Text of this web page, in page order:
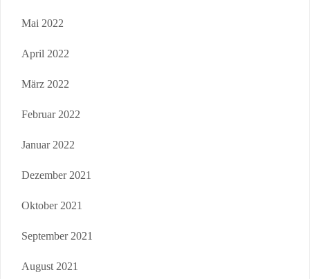
Mai 2022
April 2022
März 2022
Februar 2022
Januar 2022
Dezember 2021
Oktober 2021
September 2021
August 2021